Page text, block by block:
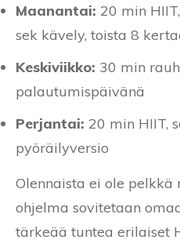
Maanantai: 20 min
sek kävely, toista 8
Keskiviikko: 30 min
palautumispäivänä
Perjantai: 20 min HIIT,
pyöräilyversio
Olennaista ei ole pelkkä
ohjelma sovitetaan
tärkeää tuntea erilaiset